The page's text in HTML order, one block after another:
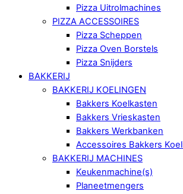
Pizza Uitrolmachines
PIZZA ACCESSOIRES
Pizza Scheppen
Pizza Oven Borstels
Pizza Snijders
BAKKERIJ
BAKKERIJ KOELINGEN
Bakkers Koelkasten
Bakkers Vrieskasten
Bakkers Werkbanken
Accessoires Bakkers
BAKKERIJ MACHINES
Keukenmachine(s)
Planeetmengers